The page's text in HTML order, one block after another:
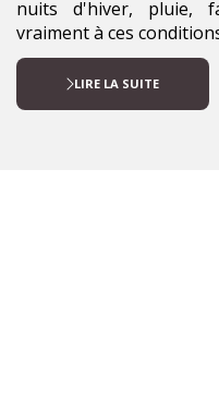
nuits d'hiver, pluie,
vraiment à ces
LIRE LA SUITE